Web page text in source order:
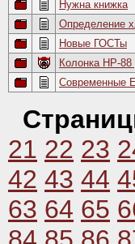
Нужна книжка
Определение
Новые ГОСТы
Колонка НР-
Современные
21 22 23
42 43 44
63 64 65